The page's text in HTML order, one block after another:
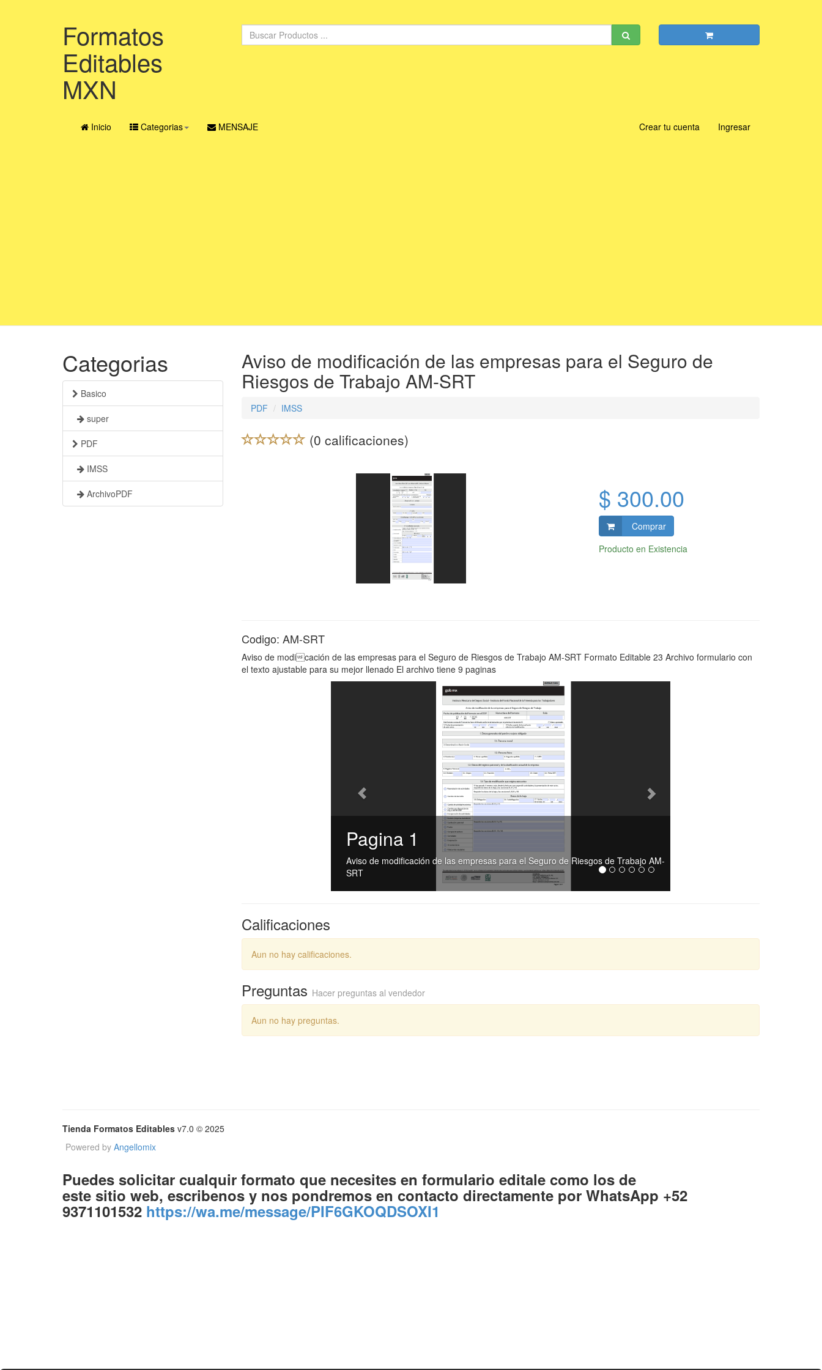
Formatos
Editables
MXN
Inicio Categorias MENSAJE Crear tu cuenta Ingresar
Categorias
Basico
super
PDF
IMSS
ArchivoPDF
Aviso de modificación de las empresas para el Seguro de
Riesgos de Trabajo AM-SRT
PDF IMSS
(0 calificaciones)
$ 300.00
Comprar
Producto en Existencia
Codigo: AM-SRT
Aviso de modicación de las empresas para el Seguro de Riesgos de Trabajo AM-SRT Formato Editable 23 Archivo formulario con
el texto ajustable para su mejor llenado El archivo tiene 9 paginas
Pagina 1
Aviso de modificación de las empresas para el Seguro de Riesgos de Trabajo AM-
SRT
Calificaciones
Aun no hay calificaciones.
Preguntas Hacer preguntas al vendedor
Aun no hay preguntas.
Tienda Formatos Editables v7.0 © 2025
Powered by Angellomix
Puedes solicitar cualquir formato que necesites en formulario editale como los de
este sitio web, escribenos y nos pondremos en contacto directamente por WhatsApp +52
9371101532 https://wa.me/message/PIF6GKOQDSOXI1